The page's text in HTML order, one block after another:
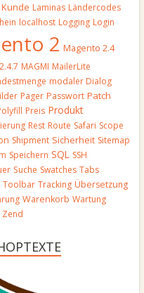
Kunde Laminas Ländercodes
localhost Logging Login
2 Magento 2.4
MAGMI MailerLite
modaler Dialog
Pager Passwort Patch
Preis Produkt
Rest Route Safari Scope
Shipment Sicherheit Sitemap
Speichern SQL SSH
Suche Swatches Tabs
Toolbar Tracking Übersetzung
Warenkorb Wartung
Zend